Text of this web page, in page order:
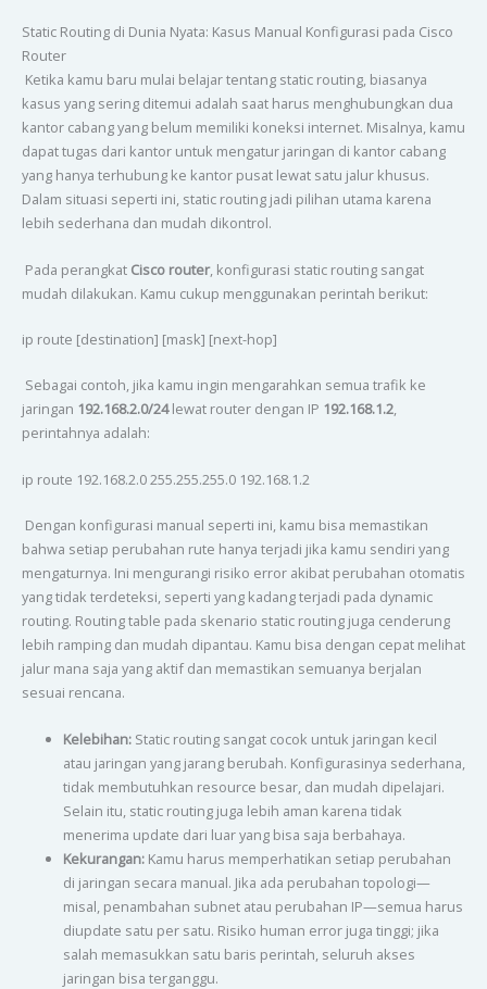
Static Routing di Dunia Nyata: Kasus Manual Konfigurasi pada Cisco
Router
Ketika kamu baru mulai belajar tentang static routing, biasanya
kasus yang sering ditemui adalah saat harus menghubungkan dua
kantor cabang yang belum memiliki koneksi internet. Misalnya, kamu
dapat tugas dari kantor untuk mengatur jaringan di kantor cabang
yang hanya terhubung ke kantor pusat lewat satu jalur khusus.
Dalam situasi seperti ini, static routing jadi pilihan utama karena
lebih sederhana dan mudah dikontrol.
Pada perangkat Cisco router, konfigurasi static routing sangat
mudah dilakukan. Kamu cukup menggunakan perintah berikut:
ip route [destination] [mask] [next-hop]
Sebagai contoh, jika kamu ingin mengarahkan semua trafik ke
jaringan 192.168.2.0/24lewat router dengan IP 192.168.1.2,
perintahnya adalah:
ip route 192.168.2.0 255.255.255.0 192.168.1.2
Dengan konfigurasi manual seperti ini, kamu bisa memastikan
bahwa setiap perubahan rute hanya terjadi jika kamu sendiri yang
mengaturnya. Ini mengurangi risiko error akibat perubahan otomatis
yang tidak terdeteksi, seperti yang kadang terjadi pada dynamic
routing. Routing table pada skenario static routing juga cenderung
lebih ramping dan mudah dipantau. Kamu bisa dengan cepat melihat
jalur mana saja yang aktif dan memastikan semuanya berjalan
sesuai rencana.
Kelebihan:Static routing sangat cocok untuk jaringan kecil
atau jaringan yang jarang berubah. Konfigurasinya sederhana,
tidak membutuhkan resource besar, dan mudah dipelajari.
Selain itu, static routing juga lebih aman karena tidak
menerima update dari luar yang bisa saja berbahaya.
Kekurangan:Kamu harus memperhatikan setiap perubahan
di jaringan secara manual. Jika ada perubahan topologi—
misal, penambahan subnet atau perubahan IP—semua harus
diupdate satu per satu. Risiko human error juga tinggi; jika
salah memasukkan satu baris perintah, seluruh akses
jaringan bisa terganggu.